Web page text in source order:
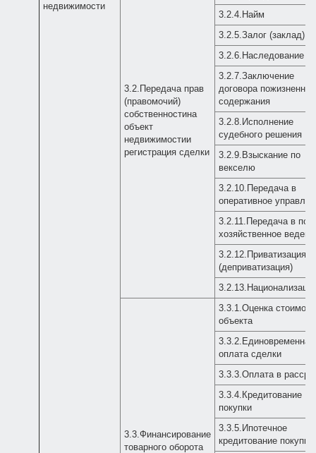
недвижимости
3.2.Передача прав
(правомочий)
собственностина
объект
недвижимостии
регистрация сделки
3.2.4.Найм
3.2.5.Залог (заклад)
3.2.6.Наследование
3.2.7.Заключение
договора
содержания
3.2.8.Исполнение
судебного решения
3.2.9.Взыскание по
векселю
3.2.10.Передача в
оперативное
3.2.11.Передача в
хозяйственное
3.2.12.Приватизация
(деприватизация)
3.3.Финансирование
товарного оборота
3.3.1.Оценка
объекта
3.3.2.Единовременная
оплата сделки
3.3.3.Оплата в
3.3.4.Кредитование
покупки
3.3.5.Ипотечное
кредитование покупки